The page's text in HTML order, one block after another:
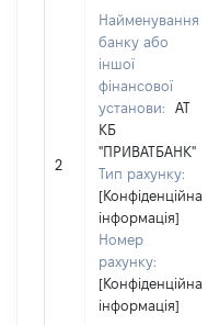
2
Найменування
банку або
іншої
фінансової
установи:
АТ
КБ
"ПРИВАТБАНК"
Тип рахунку:
[Конфіденційна
інформація]
Номер
рахунку:
[Конфіденційна
інформація]